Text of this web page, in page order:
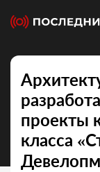
проекты
класса